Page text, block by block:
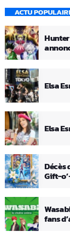
ACTU
Elsa
Elsa
Décès
Gift-
fans